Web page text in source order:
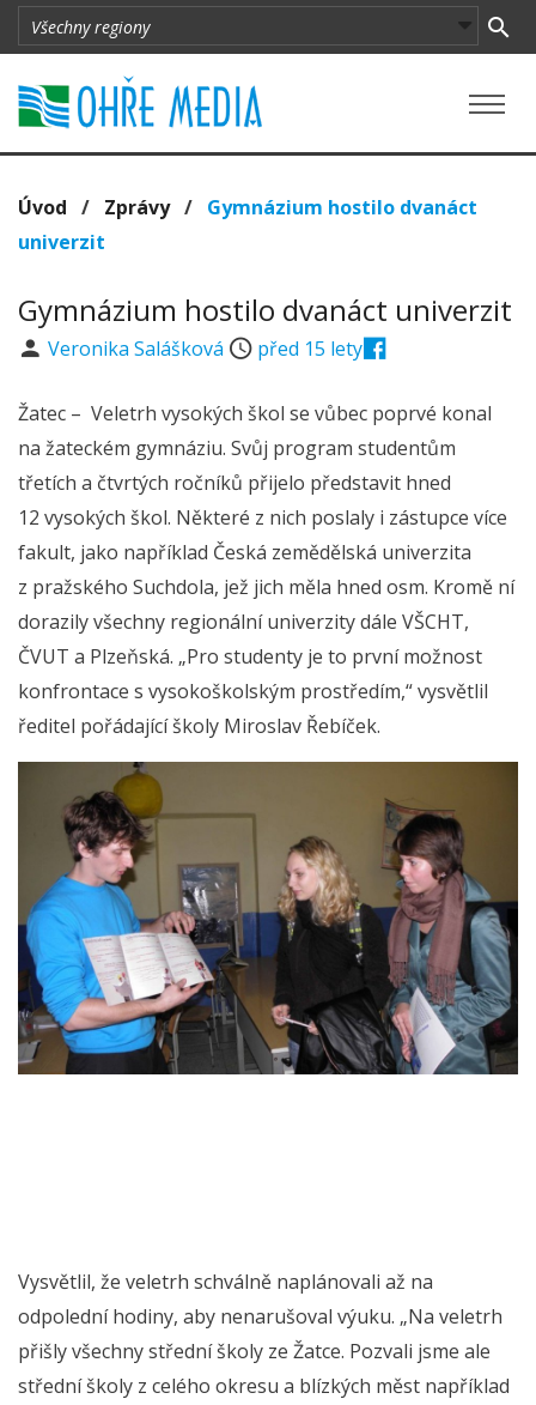
Úvod / Zprávy/ Gymnázium hostilo dvanáct
univerzit
Gymnázium hostilo dvanáct univerzit
Veronika Salášková před 15 lety
Žatec – Veletrh vysokých škol se vůbec poprvé konal
na žateckém gymnáziu. Svůj program studentům
třetích a čtvrtých ročníků přijelo představit hned
12 vysokých škol. Některé z nich poslaly i zástupce více
fakult, jako například Česká zemědělská univerzita
z pražského Suchdola, jež jich měla hned osm. Kromě ní
dorazily všechny regionální univerzity dále VŠCHT,
ČVUT a Plzeňská. „Pro studenty je to první možnost
konfrontace s vysokoškolským prostředím,“ vysvětlil
ředitel pořádající školy Miroslav Řebíček.
Vysvětlil, že veletrh schválně naplánovali až na
odpolední hodiny, aby nenarušoval výuku. „Na veletrh
přišly všechny střední školy ze Žatce. Pozvali jsme ale
střední školy z celého okresu a blízkých měst například